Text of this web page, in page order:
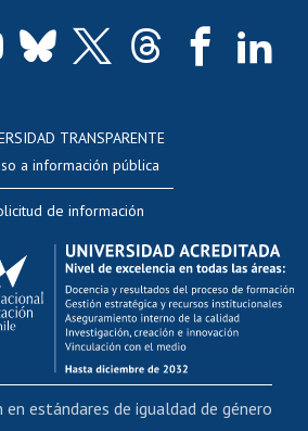
Docentes
Evaluación docente
académica
Postulación al AUCAI
Funcionarias/os
internos de capacitación
Bienestar del personal
de movilidad interna
TRANSPARENTE
a información pública
de información
en estándares de igualdad de género